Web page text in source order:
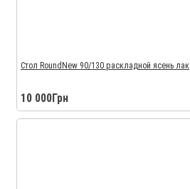
Стол RoundNew 90/130 раскладной ясень лак
10 000Грн